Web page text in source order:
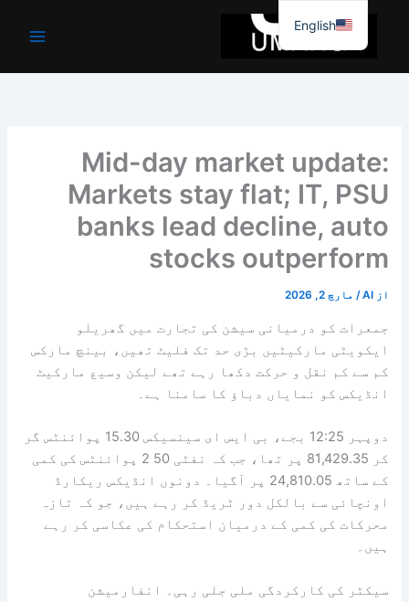
جائیں۔
Mid-day market update:
Markets stay flat; IT, PSU
banks lead decline, auto
stocks outperform
از AI
/ مارچ 2, 2026
جمعرات کو درمیانی سیشن کی تجارت میں گھریلو
ایکویٹی مارکیٹیں بڑی حد تک فلیٹ تھیں، بینچ مارکس
کم سے کم نقل و حرکت دکھا رہے تھے لیکن وسیع مارکیٹ
انڈیکس کو نمایاں دباؤ کا سامنا ہے۔
دوپہر 12:25 بجے، بی ایس ای سینسیکس 15.30 پوائنٹس گر
کر 81,429.35 پر تھا، جب کہ نفٹی 50 2 پوائنٹس کی کمی
کے ساتھ 24,810.05 پر آگیا۔ دونوں انڈیکس ریکارڈ
اونچائی سے بالکل دور ٹریڈ کر رہے ہیں، جو کہ تازہ
محرکات کی کمی کے درمیان استحکام کی عکاسی کر رہے
ہیں۔
سیکٹر کی کارکردگی ملی جلی رہی۔ انفارمیشن
English